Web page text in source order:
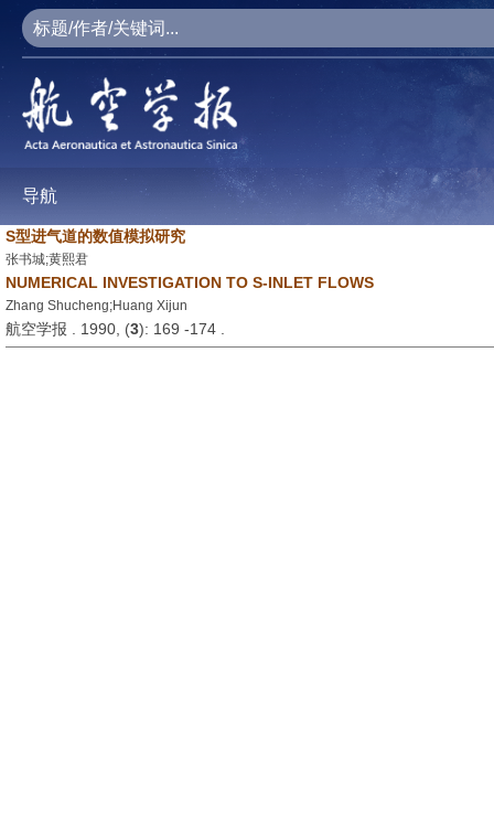
导航
S型进气道的数值模拟研究
张书城;黄熙君
NUMERICAL INVESTIGATION TO S-INLET FLOWS
Zhang Shucheng;Huang Xijun
航空学报 . 1990, (3): 169 -174 .